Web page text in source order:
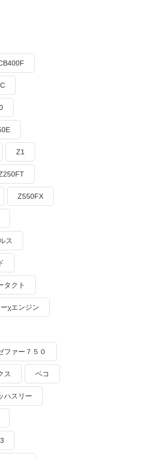
Z1
Z550FX
ス
タクト
χエンジン
ファー７５０
ス ベコ
ハスリー